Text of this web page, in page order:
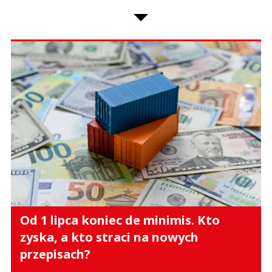
Od 1 lipca koniec de minimis. Kto
zyska, a kto straci na nowych
przepisach?